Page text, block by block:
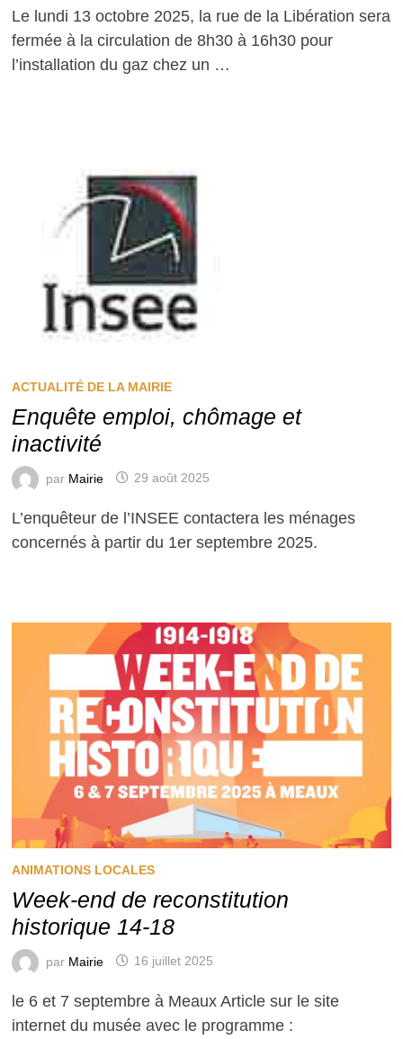
Le lundi 13 octobre 2025, la rue de la Libération sera
fermée à la circulation de 8h30 à 16h30 pour
l’installation du gaz chez un …
ACTUALITÉ DE LA MAIRIE
Enquête emploi, chômage et
inactivité
par Mairie 29 août 2025
L’enquêteur de l’INSEE contactera les ménages
concernés à partir du 1er septembre 2025.
ANIMATIONS LOCALES
Week-end de reconstitution
historique 14-18
par Mairie 16 juillet 2025
le 6 et 7 septembre à Meaux Article sur le site
internet du musée avec le programme :